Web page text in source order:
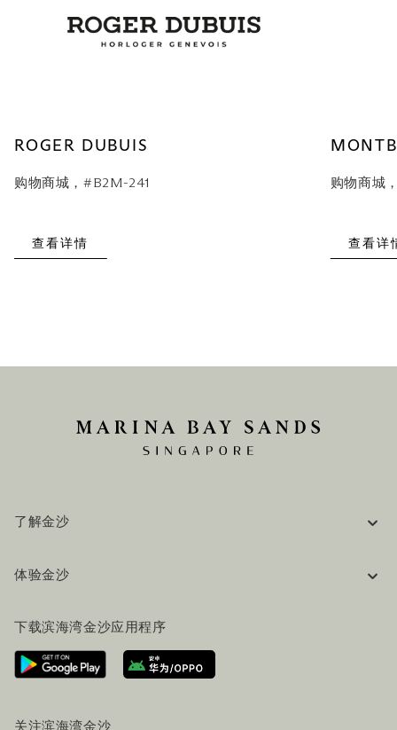
ROGER DUBUIS
购物商城，#B2M-241
查看详情
购物商城
查看详
了解金沙
工作机会
联系我们
体验金沙
行程规划
路线指引
服务设施
下载滨海湾金沙应用程序
关注滨海湾金沙